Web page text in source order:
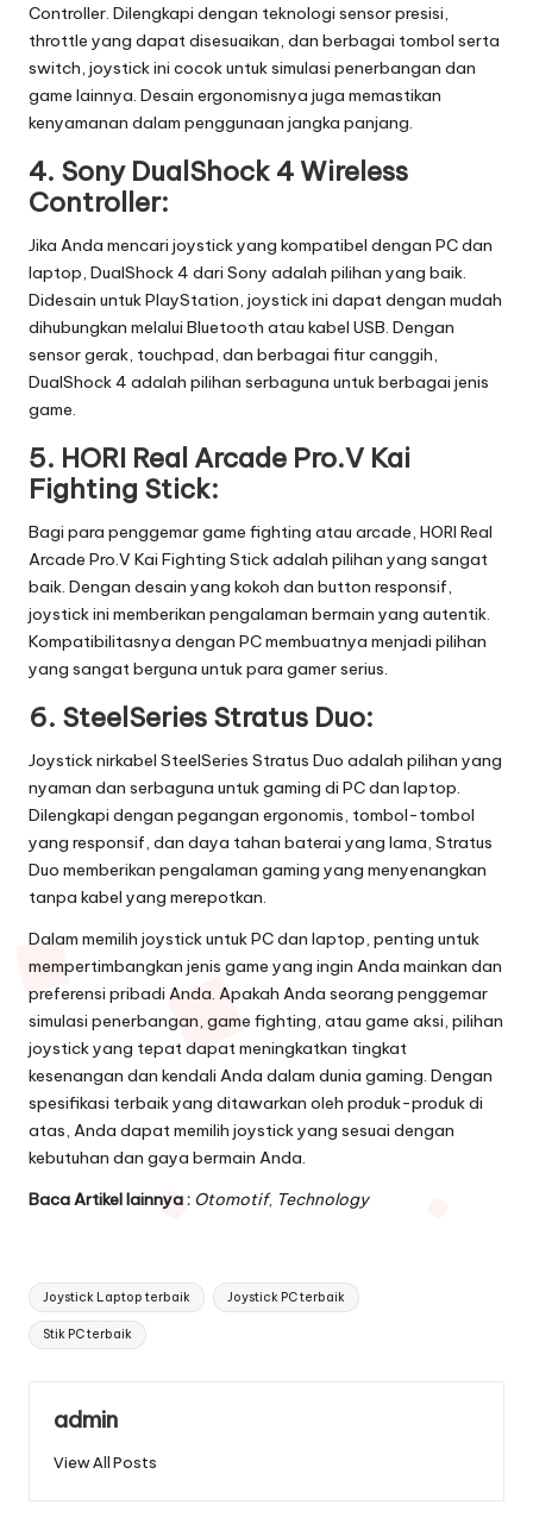
Controller. Dilengkapi dengan teknologi sensor presisi,
throttle yang dapat disesuaikan, dan berbagai tombol serta
switch, joystick ini cocok untuk simulasi penerbangan dan
game lainnya. Desain ergonomisnya juga memastikan
kenyamanan dalam penggunaan jangka panjang.
4. Sony DualShock 4 Wireless
Controller:
Jika Anda mencari joystick yang kompatibel dengan PC dan
laptop, DualShock 4 dari Sony adalah pilihan yang baik.
Didesain untuk PlayStation, joystick ini dapat dengan mudah
dihubungkan melalui Bluetooth atau kabel USB. Dengan
sensor gerak, touchpad, dan berbagai fitur canggih,
DualShock 4 adalah pilihan serbaguna untuk berbagai jenis
game.
5. HORI Real Arcade Pro.V Kai
Fighting Stick:
Bagi para penggemar game fighting atau arcade, HORI Real
Arcade Pro.V Kai Fighting Stick adalah pilihan yang sangat
baik. Dengan desain yang kokoh dan button responsif,
joystick ini memberikan pengalaman bermain yang autentik.
Kompatibilitasnya dengan PC membuatnya menjadi pilihan
yang sangat berguna untuk para gamer serius.
6. SteelSeries Stratus Duo:
Joystick nirkabel SteelSeries Stratus Duo adalah pilihan yang
nyaman dan serbaguna untuk gaming di PC dan laptop.
Dilengkapi dengan pegangan ergonomis, tombol-tombol
yang responsif, dan daya tahan baterai yang lama, Stratus
Duo memberikan pengalaman gaming yang menyenangkan
tanpa kabel yang merepotkan.
Dalam memilih joystick untuk PC dan laptop, penting untuk
mempertimbangkan jenis game yang ingin Anda mainkan dan
preferensi pribadi Anda. Apakah Anda seorang penggemar
simulasi penerbangan, game fighting, atau game aksi, pilihan
joystick yang tepat dapat meningkatkan tingkat
kesenangan dan kendali Anda dalam dunia gaming. Dengan
spesifikasi terbaik yang ditawarkan oleh produk-produk di
atas, Anda dapat memilih joystick yang sesuai dengan
kebutuhan dan gaya bermain Anda.
Baca Artikel lainnya : Otomotif, Technology
Tags:
Joystick Laptop terbaik Joystick PC terbaik
Stik PC terbaik
admin
View All Posts